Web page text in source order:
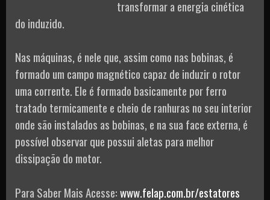
transformar a energia cinética
do induzido.
Nas máquinas, é nele que, assim como nas bobinas, é
formado um campo magnético capaz de induzir o rotor
uma corrente. Ele é formado basicamente por ferro
tratado termicamente e cheio de ranhuras no seu interior
onde são instalados as bobinas, e na sua face externa, é
possível observar que possui aletas para melhor
dissipação do motor.
Para Saber Mais Acesse:www.felap.com.br/estatores